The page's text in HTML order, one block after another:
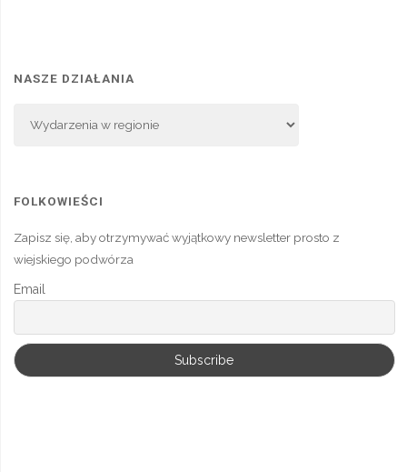
NASZE DZIAŁANIA
Działania
FOLKOWIEŚCI
Zapisz się, aby otrzymywać wyjątkowy newsletter prosto z
wiejskiego podwórza
Email